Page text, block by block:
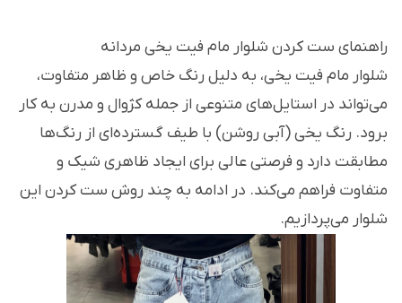
راهنمای ست کردن شلوار مام فیت یخی مردانه
شلوار مام فیت یخی، به دلیل رنگ خاص و ظاهر متفاوت،
می‌تواند در استایل‌های متنوعی از جمله کژوال و مدرن به کار
برود. رنگ یخی (آبی روشن) با طیف گسترده‌ای از رنگ‌ها
مطابقت دارد و فرصتی عالی برای ایجاد ظاهری شیک و
متفاوت فراهم می‌کند. در ادامه به چند روش ست کردن این
شلوار می‌پردازیم.